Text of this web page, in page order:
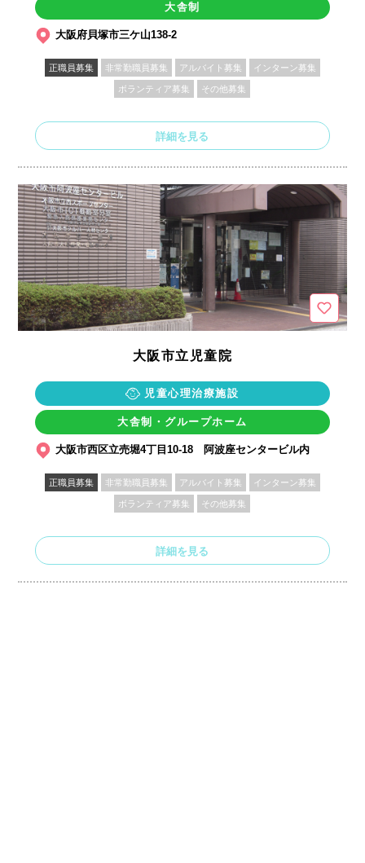
大舎制
大阪府貝塚市三ケ山138-2
正職員募集 非常勤職員募集 アルバイト募集 インターン募集
ボランティア募集 その他募集
詳細を見る
大阪市立児童院
児童心理治療施設
大舎制・グループホーム
大阪市西区立売堀4丁目10-18 阿波座センタービル内
正職員募集 非常勤職員募集 アルバイト募集 インターン募集
ボランティア募集 その他募集
詳細を見る